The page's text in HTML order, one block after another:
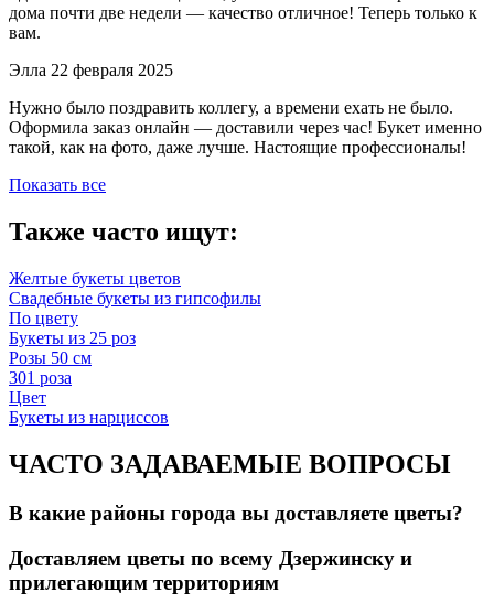
дома почти две недели — качество отличное! Теперь только к
вам.
Элла 22 февраля 2025
Нужно было поздравить коллегу, а времени ехать не было.
Оформила заказ онлайн — доставили через час! Букет именно
такой, как на фото, даже лучше. Настоящие профессионалы!
Показать все
Также часто ищут:
Желтые букеты цветов
Свадебные букеты из гипсофилы
По цвету
Букеты из 25 роз
Розы 50 см
301 роза
Цвет
Букеты из нарциссов
ЧАСТО ЗАДАВАЕМЫЕ ВОПРОСЫ
В какие районы города вы доставляете цветы?
Доставляем цветы по всему Дзержинску и
прилегающим территориям